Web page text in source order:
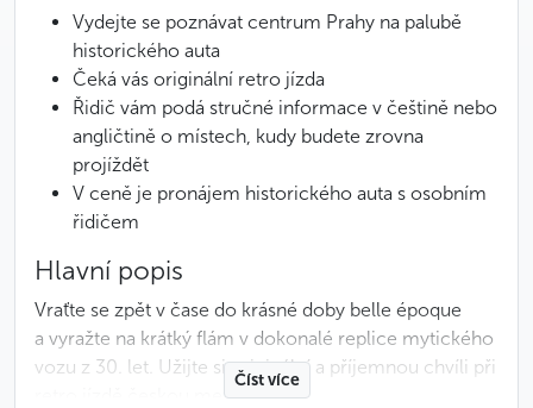
Vydejte se poznávat centrum Prahy na palubě
historického auta
Čeká vás originální retro jízda
Řidič vám podá stručné informace v češtině nebo
angličtině o místech, kudy budete zrovna
projíždět
V ceně je pronájem historického auta s osobním
řidičem
Hlavní popis
Vraťte se zpět v čase do krásné doby belle époque
a vyražte na krátký flám v dokonalé replice mytického
vozu z 30. let. Užijte si originální a příjemnou chvíli při
retro jízdě českou metropolí.
Číst více